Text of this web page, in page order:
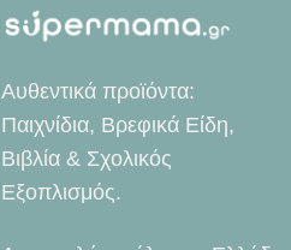
Αυθεντικά προϊόντα:
Παιχνίδια, Βρεφικά Είδη,
Βιβλία & Σχολικός
Εξοπλισμός.